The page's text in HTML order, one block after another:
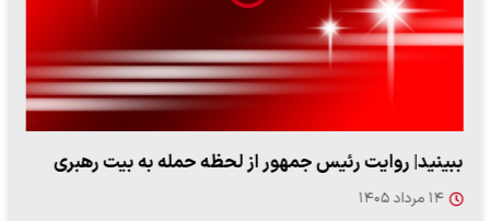
ببینید| روایت رئیس جمهور از لحظه حمله به بیت رهبری
۱۴ مرداد ۱۴۰۵